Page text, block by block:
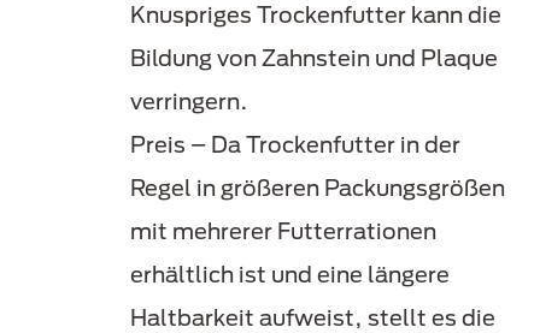
Knuspriges Trockenfutter kann die
Bildung von Zahnstein und Plaque
verringern.
Preis – Da Trockenfutter in der
Regel in größeren Packungsgrößen
mit mehrerer Futterrationen
erhältlich ist und eine längere
Haltbarkeit aufweist, stellt es die